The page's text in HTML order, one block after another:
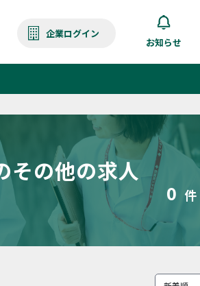
企業ログイン
お知らせ
その他の求人
0 件